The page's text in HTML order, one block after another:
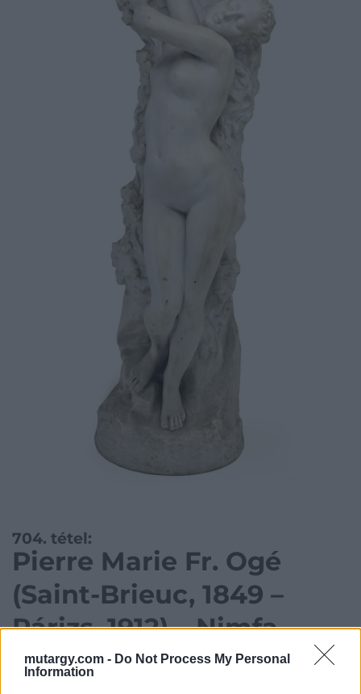
mutargy.com - Do Not Process My Personal
Information
704. tétel:
Pierre Marie Fr. Ogé
(Saint-Brieuc, 1849 –
Párizs, 1912) – Nimfa